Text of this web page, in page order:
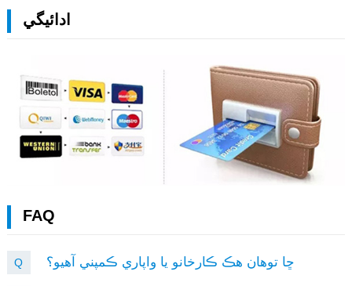
ادائيگي
FAQ
Q ڇا توهان هڪ ڪارخانو يا واپاري ڪمپني آهيو؟